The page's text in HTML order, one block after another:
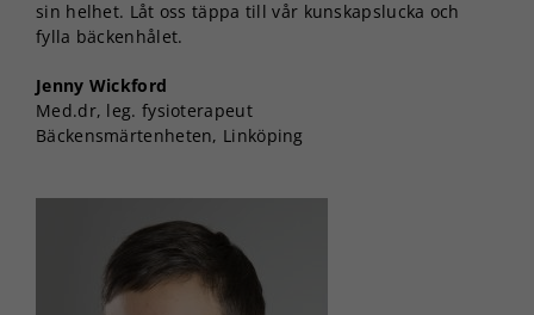
sin helhet. Låt oss täppa till vår kunskapslucka och
fylla bäckenhålet.
Jenny Wickford
Med.dr, leg. fysioterapeut
Bäckensmärtenheten, Linköping